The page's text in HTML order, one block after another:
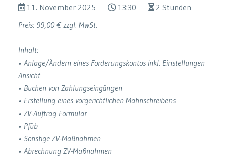
11. November 2025 13:30
2 Stunden
Preis: 99,00 € zzgl. MwSt.
Inhalt:
• Anlage/Ändern eines Forderungskontos inkl. Einstellungen
Ansicht
• Buchen von Zahlungseingängen
• Erstellung eines vorgerichtlichen Mahnschreibens
• ZV-Auftrag Formular
• Pfüb
• Sonstige ZV-Maßnahmen
• Abrechnung ZV-Maßnahmen